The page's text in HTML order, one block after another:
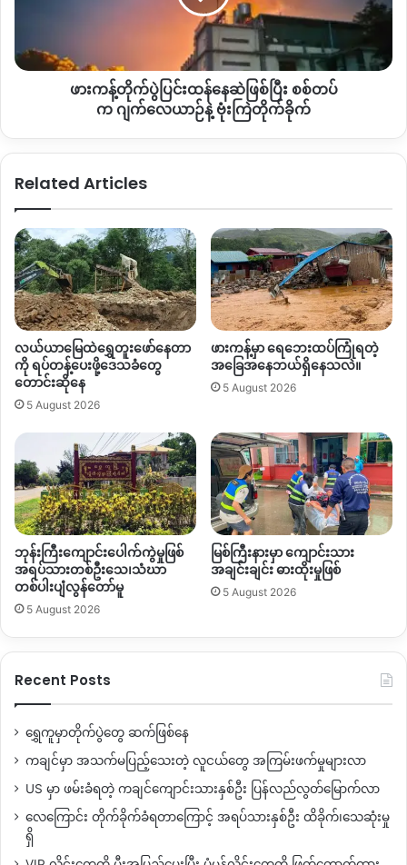
နှစ်ရှည်ပင်မျာစွာ စိုက်ပျိုးထားတဲ့ မြေနေရာနဲ့ လက်ရှိ လုပ်ငန်းစား
သောက်နေတဲ့ လယ်ယာ လုပ်ငန်းတွေရှိနေတာကြောင့် ရေရှည်မှာ
ရေကြီးရေလျှံဖြစ်ကာ ထိခိုက်ပျက်စီးသွားမှာကိုလည်း ဒေသခံတွေ
က စိုးရိမ်နေကြတာဖြစ်တယ်လို့ သိရပါတယ်။
ဝါရာဇွပ်ဒေသမှာ ဖေဖော်ဝါရီလဆန်းပိုင်းကနေ ကချင်လွတ်လပ်ရေး
တပ်မတော်
တိုင်းတိုင်းလိုလို လေကြောင်းအပါ ဒရုန်းနဲ့ ပစ်ခတ်နေတဲ့အတွက်
ကျေးရွာပြည်သူအားလုံး စစ်ဘေးတိမ်းရှောင်ခဲ့ရတာဖြစ်ပါတယ်။
ဒါ့အပြင် မင်းဇေသန့်ပြည်သူ့စစ်အဖွဲ့တွေ ဦးဆောင် ဝါရာဇွပ်
ပြည်သူ့စစ်အဖွဲ့တွေဟာ လူနေအိမ် ၃၀ ခန့်ကို မီးရှို့ဖျက်ဆီးပေးလိုက်
တဲ့အတွက် ဒေသခံတစ်ချို့က အိုးမဲ့အိမ်မဲ့ဖြစ်ပြီး ကျေးရွာထဲကို လာ
ရောက်နေထိုင်ဖို့ အခက်အခဲဖြစ်နေကြတာဖြစ်ပါတယ်။
ဝါရာဇွပ်ဒေသခံပြည်သူတွေ တောတွင်းနေရာထဲမှာ စစ်ဘေး
တိမ်းရှောင်နေတဲ့ ၃ လခန့်ကြာမြင့်လာတဲ့အချိန် မိုးတွင်းကာလ
မေလလောက်ကနေ ကျေးရွာထဲကို ဒေသခံတစ်ချို့က လာရောက်
နေထိုင်ကြတယ်လို့ သိရပါတယ်။
ကျေးရွာထဲကို လာရောက်နေပြီဖြစ်တဲ့ ဒေသခံပြည်သူတွေကို ကချင်
လွတ်လပ်ရေးအဖွဲ့KIOအုပ်ချုပ်ရေးတာဝန်ခံ တွေက ကျေးရွာထဲမှာ
မနေကြဖို့ တားမြစ်ပြောဆိုနေတာတွေလည်းရှိနေတယ်လို့ ဝါရာဇွပ်
ဒေသခံတွေဆီကနေ သိရပါတယ်။
အိမ်မွေးတိစ္ဆာန်တွေဖြစ်တဲ့ ကျွှဲ၊ နွားတွေ အစုလိုက် အပြုံလိုက်
သေဆုံးမှုတွေရှိခဲ့ပြီး ဇွန်လအထိ ကျွှဲ၊ နွား အကောင် ၂၀၀ ခန့်
ဒေသခံပြည်သူတွေဟာ စစ်ရှောင်နေတဲ့ ကာလအတွင်း အိမ်မွေးတိရိ
စ္ဆာန်တွေကို ကာကွယ်စောင့်ရှောက်မှုတွေ မလုပ်ပေးနိုင်တဲ့အပြင်
တစ်ဖက်မှာ ကျေးရွာအနီး ရွှေတူးဖော်လာတဲ့အထိ လုပ်ဆောင်နေ
တာကြောင့် အမြန်ဆုံး ရုတ်သိမ်းပေးဖို့ တောင်းဆိုနေကြတာပါ
တယ်။
ပြီး
စစ်တပ်
က ဂျက်လေယာဉ်ဖားကန့်တိုက်ပွဲပြင်းထန်နေဆဲဖြစ်ပြီး စစ်တပ်
က ဂျက်လေယာဉ်နဲ့ ဗုံးကြဲတိုက်ခိုက်
Related Articles
လယ်ယာမြေထဲရွှေတူးဖော်နေတာ
ကို ရပ်တန့်ပေးဖို့ဒေသခံတွေ
တောင်းဆိုနေ
5 August 2026
ဖားကန့်မှာ ရေဘေးထပ်ကြုံရတဲ့
အခြေအနေဘယ်ရှိနေသလဲ။
5 August 2026
ဘုန်းကြီးကျောင်းပေါက်ကွဲမှုဖြစ်
အရပ်သားတစ်ဦးသေ၊သံဃာ
တစ်ပါးပျံလွန်တော်မူ
5 August 2026
မြစ်ကြီးနားမှာ ကျောင်းသား
အချင်းချင်း ဓားထိုးမှုဖြစ်
5 August 2026
Recent Posts
ရွှေကူမှာတိုက်ပွဲတွေ ဆက်ဖြစ်နေ
ကချင်မှာ အသက်မပြည့်သေးတဲ့ လူငယ်တွေ အကြမ်းဖက်မှုများလာ
US မှာ ဖမ်းခံရတဲ့ ကချင်ကျောင်းသားနှစ်ဦး ပြန်လည်လွတ်မြောက်လာ
လေကြောင်း တိုက်ခိုက်ခံရတာကြောင့် အရပ်သားနှစ်ဦး ထိခိုက်၊သေဆုံးမှု
ရှိ